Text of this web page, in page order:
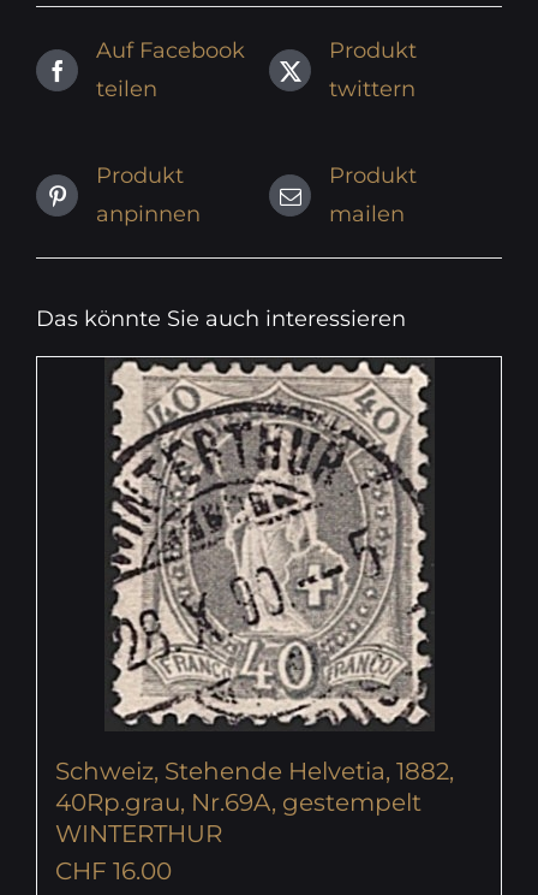
Auf Facebook
teilen
Produkt
twittern
Produkt
anpinnen
Produkt
mailen
Das könnte Sie auch interessieren
Schweiz, Stehende Helvetia, 1882,
40Rp.grau, Nr.69A, gestempelt
WINTERTHUR
CHF 16.00